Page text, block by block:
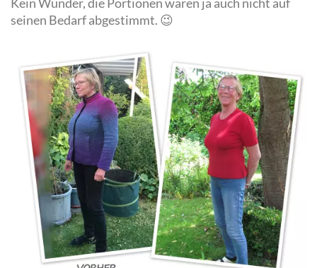
Kein Wunder, die Portionen waren ja auch nicht auf
seinen Bedarf abgestimmt. 😉